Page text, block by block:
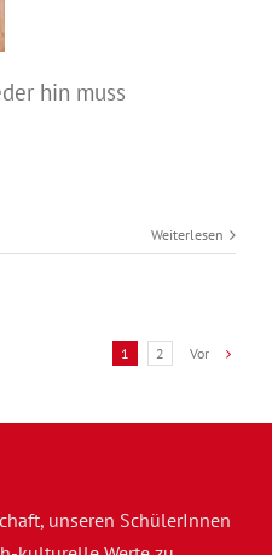
hin muss
Weiterlesen
1 2 Vor
unseren SchülerInnen